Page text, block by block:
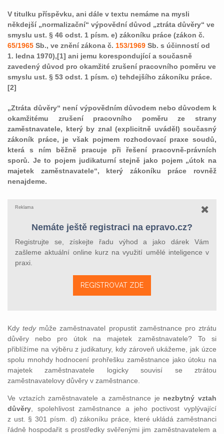
V titulku příspěvku, ani dále v textu nemáme na mysli
někdejší „normalizační“ výpovědní důvod „ztráta důvěry“ ve
smyslu ust. § 46 odst. 1 písm. e) zákoníku práce (zákon č.
65/1965 Sb., ve znění zákona č. 153/1969 Sb. s účinností od
1. ledna 1970),[1] ani jemu korespondující a současně
zavedený důvod pro okamžité zrušení pracovního poměru ve
smyslu ust. § 53 odst. 1 písm. c) tehdejšího zákoníku práce.
[2]
„Ztráta důvěry“ není výpovědním důvodem nebo důvodem k
okamžitému zrušení pracovního poměru ze strany
zaměstnavatele, který by znal (explicitně uváděl) současný
zákoník práce, je však pojmem rozhodovací praxe soudů,
která s ním běžně pracuje při řešení pracovně-právních
sporů. Je to pojem judikaturní stejně jako pojem „útok na
majetek zaměstnavatele“, který zákoníku práce rovněž
nenajdeme.
Reklama
Nemáte ještě registraci na epravo.cz?
Registrujte se, získejte řadu výhod a jako dárek Vám
zašleme aktuální online kurz na využití umělé inteligence v
praxi.
REGISTROVAT ZDE
Kdytedy může zaměstnavatel propustit zaměstnance pro ztrátu
důvěry nebo pro útok na majetek zaměstnavatele? To si
přiblížíme na výběru z judikatury, kdy zároveň ukážeme, jak úzce
spolu mnohdy hodnocení prohřešku zaměstnance jako útoku na
majetek zaměstnavatele logicky souvisí se ztrátou
zaměstnavatelovy důvěry v zaměstnance.
Ve vztazích zaměstnavatele a zaměstnance je nezbytný vztah
důvěry , spolehlivost zaměstnance a jeho poctivost vyplývající
z ust. § 301 písm. d) zákoníku práce, které ukládá zaměstnanci
řádně hospodařit s prostředky svěřenými jim zaměstnavatelem a